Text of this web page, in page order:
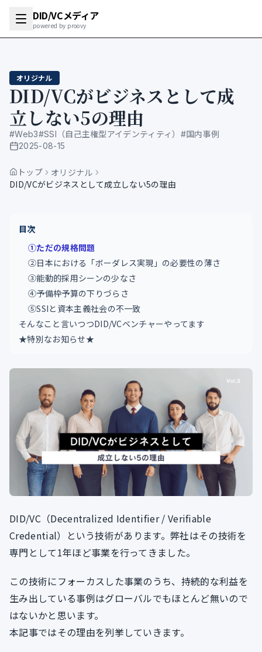
DID/VCメディア
powered by proovy
オリジナル
DID/VCがビジネスとして成
立しない5の理由
#Web3#SSI（自己主権型アイデンティティ） #国内事例
公開日
2025-08-15
トップ
オリジナル
DID/VCがビジネスとして成立しない5の理由
目次
①ただの規格問題
②日本における「ボーダレス実現」の必要性の薄さ
③能動的採用シーンの少なさ
④予備枠予算の下りづらさ
⑤SSIと資本主義社会の不一致
そんなこと言いつつDID/VCベンチャーやってます
★特別なお知らせ★
DID/VC（Decentralized Identifier / Verifiable
Credential）という技術があります。弊社はその技術を
専門として1年ほど事業を行ってきました。
この技術にフォーカスした事業のうち、持続的な利益を
生み出している事例はグローバルでもほとんど無いので
はないかと思います。
本記事ではその理由を列挙していきます。